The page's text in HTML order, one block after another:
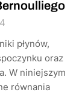
płynów,
oraz
W niniejszym
równania